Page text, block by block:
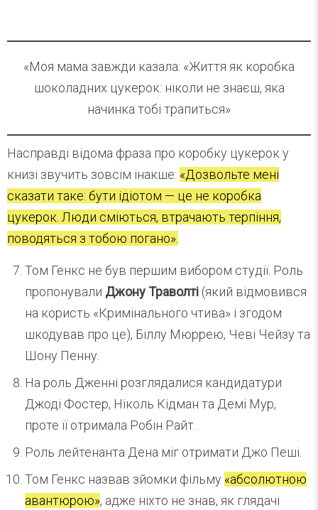
«Моя мама завжди казала: «Життя як коробка
шоколадних цукерок: ніколи не знаєш, яка
начинка тобі трапиться»
Насправді відома фраза про коробку цукерок у
книзі звучить зовсім інакше: «Дозвольте мені
сказати таке: бути ідіотом — це не коробка
цукерок. Люди сміються, втрачають терпіння,
поводяться з тобою погано».
Том Генкс не був першим вибором студії. Роль
пропонували Джону Траволті (який відмовився
на користь «Кримінального чтива» і згодом
шкодував про це), Біллу Мюррею, Чеві Чейзу та
Шону Пенну.
На роль Дженні розглядалися кандидатури
Джоді Фостер, Ніколь Кідман та Демі Мур,
проте її отримала Робін Райт.
Роль лейтенанта Дена міг отримати Джо Пеші.
Том Генкс назвав зйомки фільму «абсолютною
авантюрою», адже ніхто не знав, як глядачі